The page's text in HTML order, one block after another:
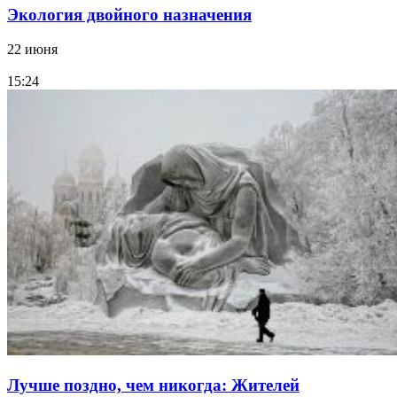
Экология двойного назначения
22 июня
15:24
Лучше поздно, чем никогда: Жителей